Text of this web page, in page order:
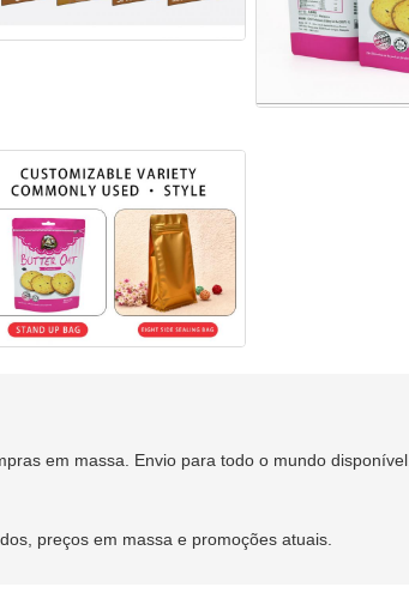
em massa. Envio para todo o mundo disponível.
preços em massa e promoções atuais.